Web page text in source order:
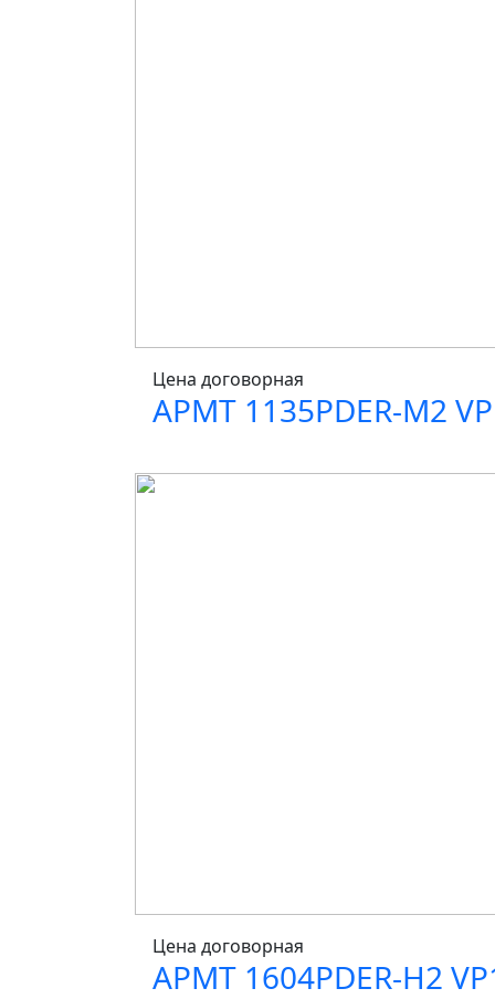
Цена договорная
APMT 1135PDER-M2
Цена договорная
APMT 1604PDER-H2